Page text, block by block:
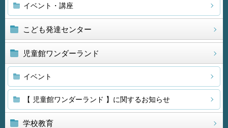
イベント・講座
こども発達センター
児童館ワンダーランド
イベント
【 児童館ワンダーランド 】に関するお知らせ
学校教育